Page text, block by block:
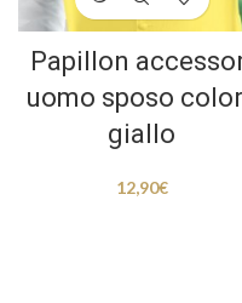
Papillon
uomo sposo
giallo
12,90€